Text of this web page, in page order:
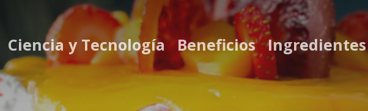
Ciencia y Tecnología Beneficios Ingredientes